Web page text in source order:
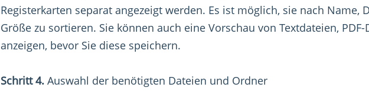
Registerkarten separat angezeigt werden. Es ist möglich, sie nach Name,
Größe zu sortieren. Sie können auch eine Vorschau von Textdateien,
anzeigen, bevor Sie diese speichern.
Schritt 4. Auswahl der benötigten Dateien und Ordner